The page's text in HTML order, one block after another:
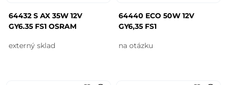
64432 S AX 35W 12V
GY6.35 FS1 OSRAM
externý sklad
64440 ECO 50W 12V
GY6,35 FS1
na otázku